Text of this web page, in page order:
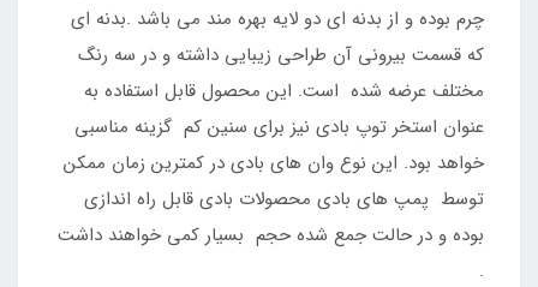
چرم بوده و از بدنه ای دو لایه بهره مند می باشد .بدنه ای
که قسمت بیرونی آن طراحی زیبایی داشته و در سه رنگ
مختلف عرضه شده است. این محصول قابل استفاده به
عنوان استخر توپ بادی نیز برای سنین کم گزینه مناسبی
خواهد بود. این نوع وان های بادی در کمترین زمان ممکن
توسط پمپ های بادی محصولات بادی قابل راه اندازی
بوده و در حالت جمع شده حجم بسیار کمی خواهند داشت
.